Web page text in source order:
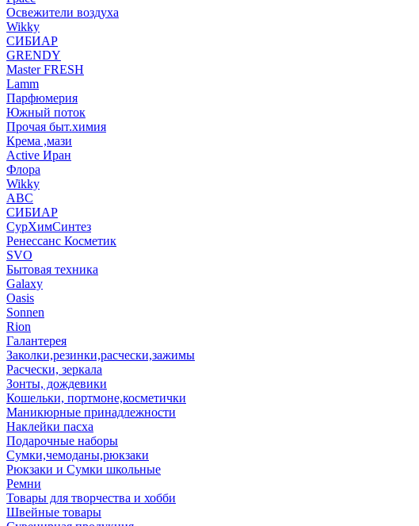
Освежители воздуха
Wikky
СИБИАР
GRENDY
Master FRESH
Lamm
Парфюмерия
Южный поток
Прочая быт.химия
Крема ,мази
Аctive Иран
Флора
Wikky
АВС
СИБИАР
СурХимСинтез
Ренессанс Косметик
SVO
Бытовая техника
Galaxy
Oasis
Sonnen
Rion
Галантерея
Заколки,резинки,расчески,зажимы
Расчески, зеркала
Зонты, дождевики
Кошельки, портмоне,косметички
Маникюрные принадлежности
Наклейки пасха
Подарочные наборы
Сумки,чемоданы,рюкзаки
Рюкзаки и Сумки школьные
Ремни
Товары для творчества и хобби
Швейные товары